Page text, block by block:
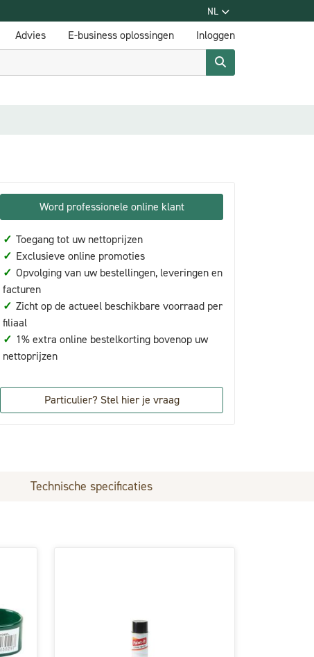
NL
Advies E-business oplossingen Inloggen
Word professionele online klant
✓ Toegang tot uw nettoprijzen
✓ Exclusieve online promoties
✓ Opvolging van uw bestellingen, leveringen en
facturen
✓ Zicht op de actueel beschikbare voorraad per
filiaal
✓ 1% extra online bestelkorting bovenop uw
nettoprijzen
Particulier? Stel hier je vraag
Technische specificaties